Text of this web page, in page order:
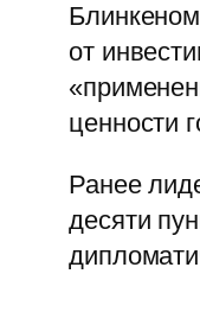
от
ценности
Ранее
десяти